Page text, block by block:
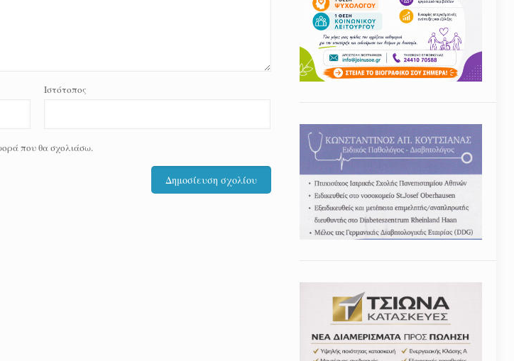
Ιστότοπος
που θα σχολιάσω.